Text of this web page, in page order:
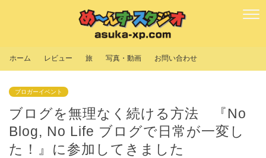
ホーム レビュー 旅 写真・動画 お問い合わせ
ブロガーイベント
ブログを無理なく続ける方法 『No
Blog, No Life ブログで日常が一変し
た！』に参加してきました